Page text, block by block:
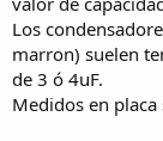
Los
marron) suelen
de 3 ó 4uF.
Medidos en